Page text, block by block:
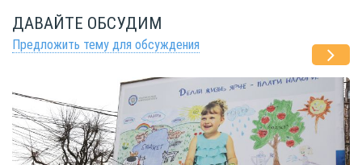
ДАВАЙТЕ ОБСУДИМ
Предложить тему для обсуждения